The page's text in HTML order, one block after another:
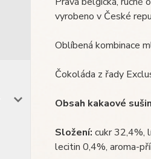
vyrobeno v České
Oblíbená kombinace
Čokoláda z řady
Obsah kakaové
Složení: cukr 32,4%,
lecitin 0,4%, aroma-